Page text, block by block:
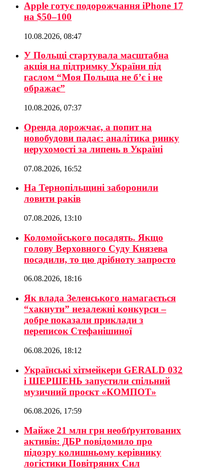
Apple готує подорожчання iPhone 17
на $50–100
10.08.2026, 08:47
У Польщі стартувала масштабна
акція на підтримку України під
гаслом “Моя Польща не б’є і не
ображає”
10.08.2026, 07:37
Оренда дорожчає, а попит на
новобудови падає: аналітика ринку
нерухомості за липень в Україні
07.08.2026, 16:52
На Тернопільщині заборонили
ловити раків
07.08.2026, 13:10
Коломойського посадять. Якщо
голову Верховного Суду Князева
посадили, то цю дрібноту запросто
06.08.2026, 18:16
Як влада Зеленського намагається
“хакнути” незалежні конкурси –
добре показали приклади з
переписок Стефанішиної
06.08.2026, 18:12
Українські хітмейкери GERALD 032
і ШЕРШЕНЬ запустили спільний
музичний проєкт «КОМПОТ»
06.08.2026, 17:59
Майже 21 млн грн необґрунтованих
активів: ДБР повідомило про
підозру колишньому керівнику
логістики Повітряних Сил